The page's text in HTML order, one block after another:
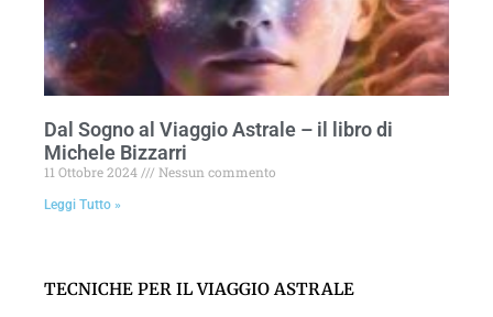
Dal Sogno al Viaggio Astrale – il libro di
Michele Bizzarri
11 Ottobre 2024 Nessun commento
Leggi Tutto »
TECNICHE PER IL VIAGGIO ASTRALE